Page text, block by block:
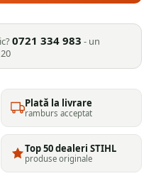
0721 334 983 - un
Plată la livrare
ramburs acceptat
Top 50 dealeri STIHL
produse originale